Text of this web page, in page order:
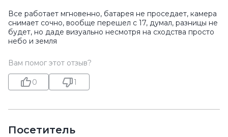
Все работает мгновенно, батарея не проседает, камера
снимает сочно, вообще перешел с 17, думал, разницы не
будет, но даде визуально несмотря на сходства просто
небо и земля
Вам помог этот отзыв?
0 1
Посетитель